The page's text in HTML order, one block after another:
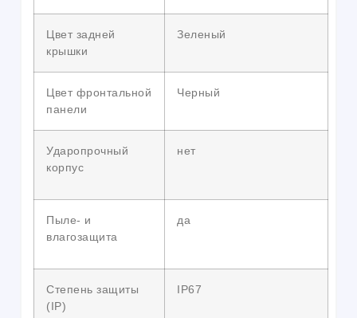
Цвет задней
крышки
Зеленый
Цвет фронтальной
панели
Черный
Ударопрочный
корпус
нет
Пыле- и
влагозащита
да
Степень защиты
(IP)
IP67